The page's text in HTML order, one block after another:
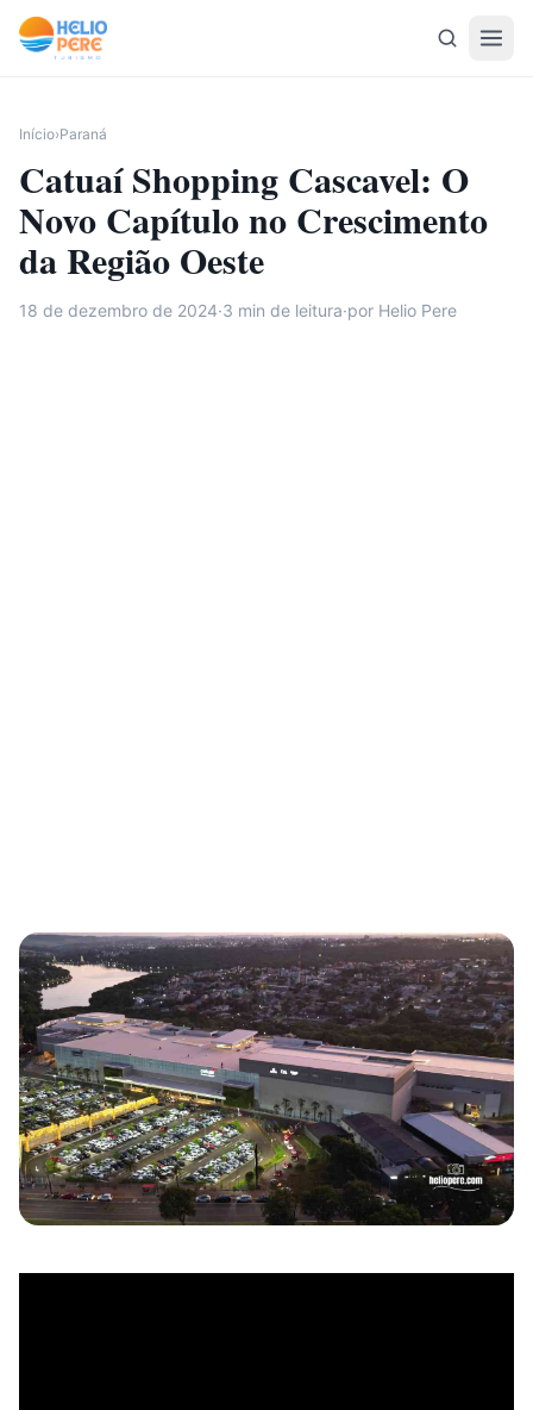
Pular para o conteúdo
Início›Paraná
Catuaí Shopping Cascavel: O
Novo Capítulo no Crescimento
da Região Oeste
18 de dezembro de 2024·3 min de leitura·por Helio Pere